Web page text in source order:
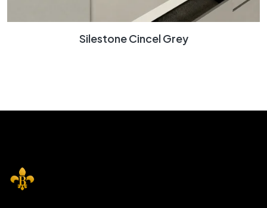
Silestone Cincel Grey